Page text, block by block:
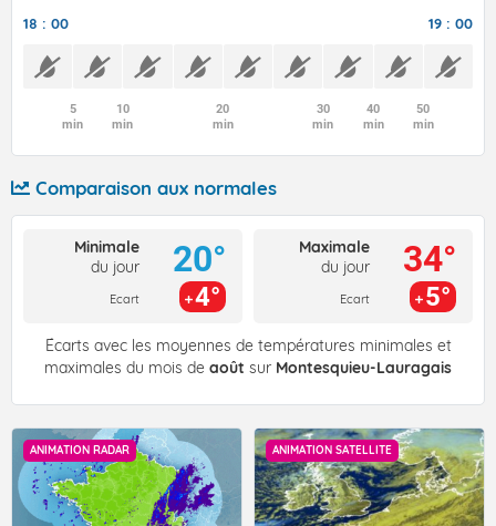
18 : 00 19 : 00
5
min
10
min
20
min
30
min
40
min
50
min
Comparaison aux normales
Minimale
du jour
Ecart
20°
4°
Maximale
du jour
Ecart
34°
5°
Écarts avec les moyennes de températures minimales et
maximales du mois de août sur Montesquieu-Lauragais
ANIMATION RADAR ANIMATION SATELLITE